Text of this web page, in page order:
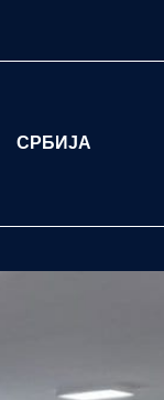
СРБИЈА